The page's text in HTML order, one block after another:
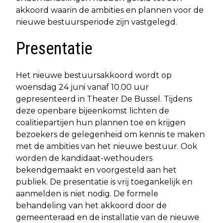
akkoord waarin de ambities en plannen voor de
nieuwe bestuursperiode zijn vastgelegd.
Presentatie
Het nieuwe bestuursakkoord wordt op
woensdag 24 juni vanaf 10.00 uur
gepresenteerd in Theater De Bussel. Tijdens
deze openbare bijeenkomst lichten de
coalitiepartijen hun plannen toe en krijgen
bezoekers de gelegenheid om kennis te maken
met de ambities van het nieuwe bestuur. Ook
worden de kandidaat-wethouders
bekendgemaakt en voorgesteld aan het
publiek. De presentatie is vrij toegankelijk en
aanmelden is niet nodig. De formele
behandeling van het akkoord door de
gemeenteraad en de installatie van de nieuwe